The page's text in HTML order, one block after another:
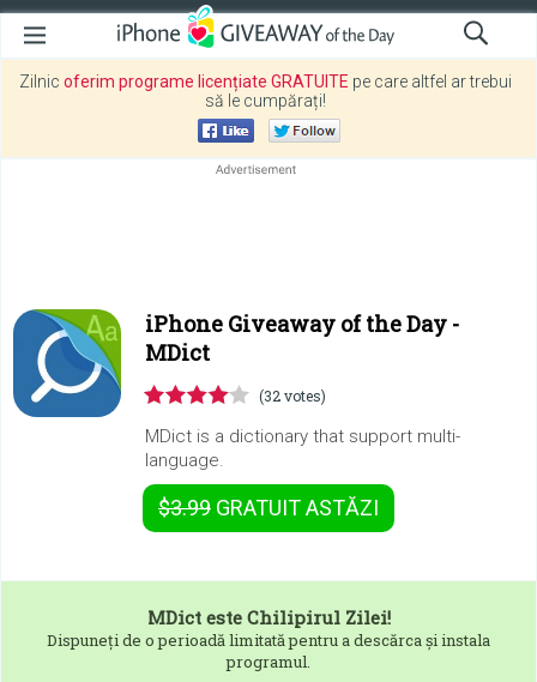
Zilnic oferim programe licențiate GRATUITE pe care altfel ar trebui
să le cumpărați!
iPhone Giveaway of the Day -
MDict
(32 votes)
MDict is a dictionary that support multi-
language.
$3.99 GRATUITASTĂZI
MDicteste Chilipirul Zilei!
Dispuneți de o perioadă limitată pentru a descărca și instala
programul.